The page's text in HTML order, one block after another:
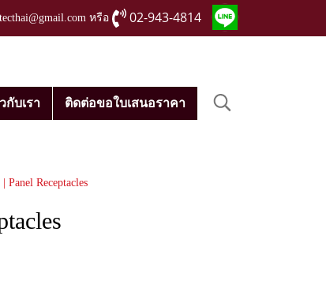
หรือ 02-943-4814
กับเรา ติดต่อขอใบเสนอราคา
Panel Receptacles